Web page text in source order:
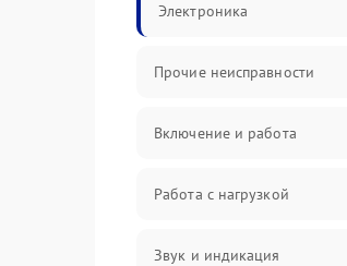
Электроника
Прочие неисправности
Включение и работа
Работа с нагрузкой
Звук и индикация